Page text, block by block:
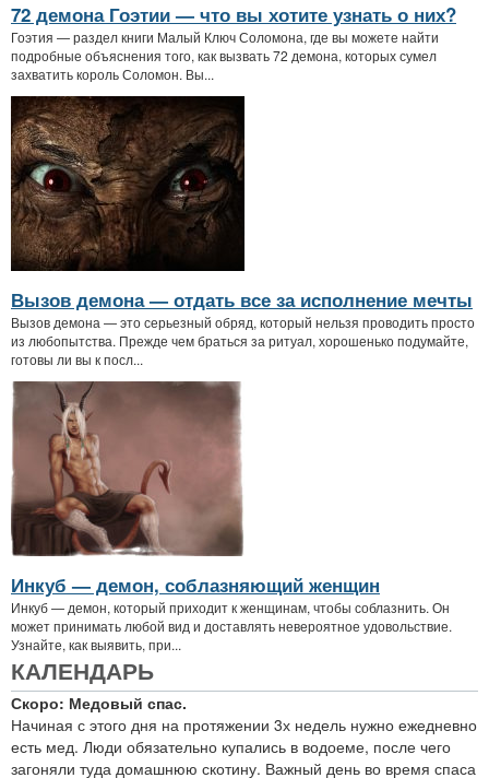
72 демона Гоэтии — что вы хотите узнать о них?
Гоэтия — раздел книги Малый Ключ Соломона, где вы можете найти
подробные объяснения того, как вызвать 72 демона, которых сумел
захватить король Соломон. Вы...
Вызов демона — отдать все за исполнение мечты
Вызов демона — это серьезный обряд, который нельзя проводить просто
из любопытства. Прежде чем браться за ритуал, хорошенько подумайте,
готовы ли вы к посл...
Инкуб — демон, соблазняющий женщин
Инкуб — демон, который приходит к женщинам, чтобы соблазнить. Он
может принимать любой вид и доставлять невероятное удовольствие.
Узнайте, как выявить, при...
КАЛЕНДАРЬ
Скоро: Медовый спас.
Начиная с этого дня на протяжении 3х недель нужно ежедневно
есть мед. Люди обязательно купались в водоеме, после чего
загоняли туда домашнюю скотину. Важный день во время спаса